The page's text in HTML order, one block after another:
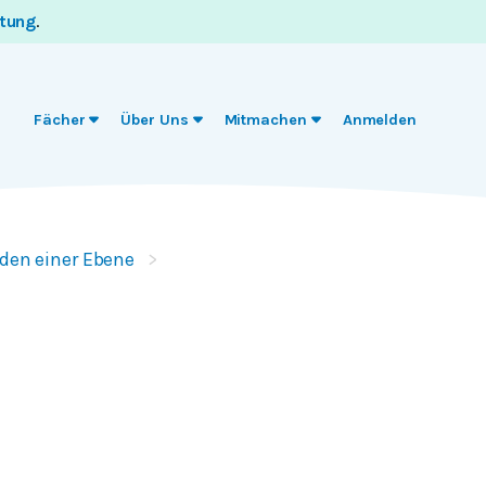
.
Fächer Über Uns Mitmachen Anmelden
einer Ebene